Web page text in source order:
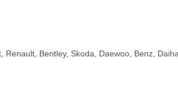
Bentley, Skoda, Daewoo, Benz,